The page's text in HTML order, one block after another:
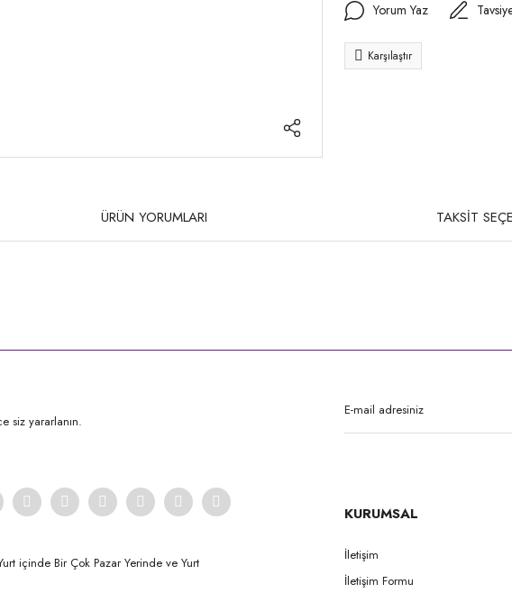
Yorum Yaz
Karşılaştır
ÜRÜN YORUMLARI TAKSİT
siz yararlanın.
içinde Bir Çok Pazar Yerinde ve Yurt
KURUMSAL
İletişim
İletişim Formu